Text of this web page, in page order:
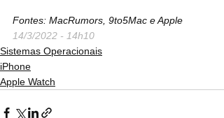
Fontes: MacRumors, 9to5Mac e Apple
14/3/2022 - 14h10
Sistemas Operacionais
iPhone
Apple Watch